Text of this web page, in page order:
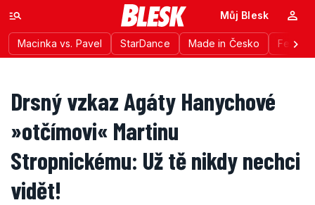
Macinka vs. Pavel StarDance Made in Česko
Můj Blesk
Drsný vzkaz Agáty Hanychové
»otčímovi« Martinu
Stropnickému: Už tě nikdy nechci
vidět!